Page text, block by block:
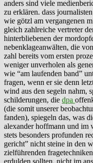
anders sind viele
zu erklären. dass
wie götzl am vergangenen
gleich zahlreiche vertreter
hinterbliebenen der
nebenklageanwälten, die
zahl bereits vom ersten
weniger unverholen als
wie “am laufenden band”
fragen, wenn er sie denn
wind aus den segeln nahm,
schilderungen, die dpa
(die somit unserer
fanden), spiegeln das, was
alexander hoffmann und im
stets besonders profunden
gericht” nicht steine in den
zielführenden
erdulden sollten, nicht im